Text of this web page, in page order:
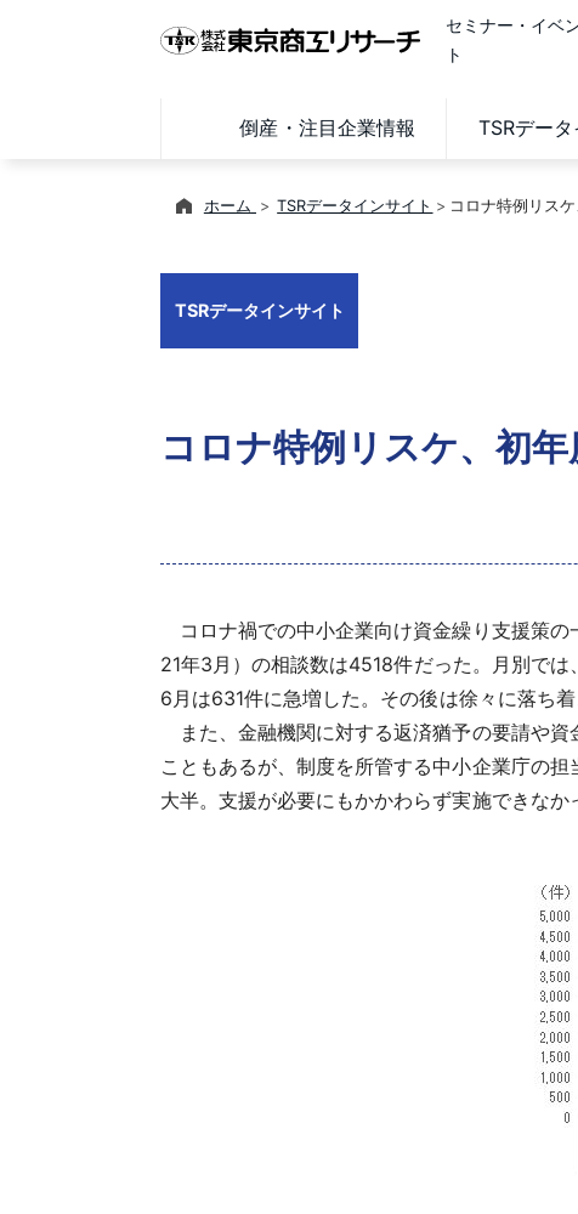
セミナー・イベ
ト
倒産・注目企業情報 TSRデータ
ホーム TSRデータインサイト コロナ特例リス
TSRデータインサイト
コロナ特例リスケ、初
コロナ禍での中小企業向け資金繰り支援策
21年3月）の相談数は4518件だった。月別で
6月は631件に急増した。その後は徐々に落ち
また、金融機関に対する返済猶予の要請や資
こともあるが、制度を所管する中小企業庁の
大半。支援が必要にもかかわらず実施できなか